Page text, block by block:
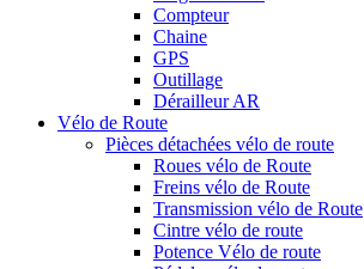
Compteur
Chaine
GPS
Outillage
Dérailleur AR
Vélo de Route
Pièces détachées vélo de route
Roues vélo de Route
Freins vélo de Route
Transmission vélo de Route
Cintre vélo de route
Potence Vélo de route